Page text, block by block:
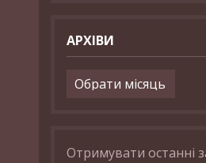
АРХІВИ
Архіви
Отримувати останні